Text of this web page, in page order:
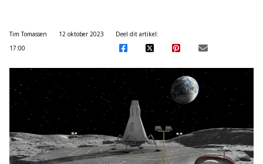
Tim Tomassen
12 oktober 2023
17:00
Deel dit artikel: